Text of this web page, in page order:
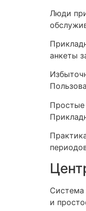
Люди
анкеты
Простые
Система
и